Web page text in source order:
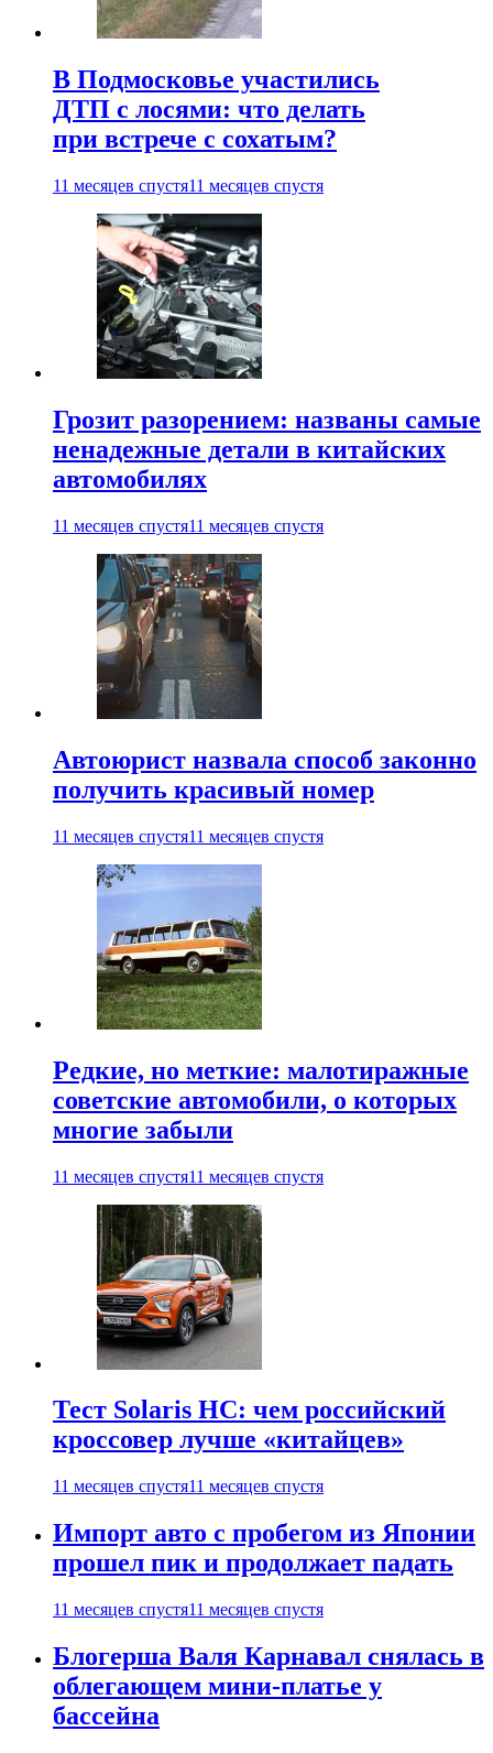
В Подмосковье участились
ДТП с лосями: что делать
при встрече с сохатым?
11 месяцев спустя11 месяцев спустя
Грозит разорением: названы самые
ненадежные детали в китайских
автомобилях
11 месяцев спустя11 месяцев спустя
Автоюрист назвала способ законно
получить красивый номер
11 месяцев спустя11 месяцев спустя
Редкие, но меткие: малотиражные
советские автомобили, о которых
многие забыли
11 месяцев спустя11 месяцев спустя
Тест Solaris HC: чем российский
кроссовер лучше «китайцев»
11 месяцев спустя11 месяцев спустя
Импорт авто с пробегом из Японии
прошел пик и продолжает падать
11 месяцев спустя11 месяцев спустя
Блогерша Валя Карнавал снялась в
облегающем мини-платье у
бассейна